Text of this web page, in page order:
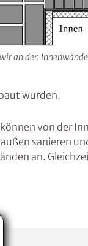
an den
wurden.
von der
sanieren
an.